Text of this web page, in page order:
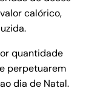
calórico,
quantidade
perpetuarem
dia de Natal.